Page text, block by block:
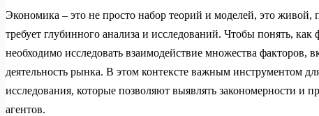
Экономика – это не просто набор теорий и моделей, это
требует глубинного анализа и исследований. Чтобы понять,
необходимо исследовать взаимодействие множества
деятельность рынка. В этом контексте важным инструментом
исследования, которые позволяют выявлять закономерности и
агентов.